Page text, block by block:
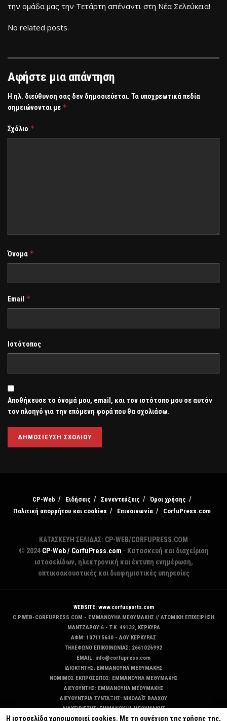
την ομάδα μας την Τετάρτη απέναντι στη Νέα Σελεύκεια!
No related posts.
Αφήστε μια απάντηση
Η ηλ. διεύθυνση σας δεν δημοσιεύεται. Τα υποχρεωτικά πεδία
σημειώνονται με *
Σχόλιο *
Όνομα *
Email *
Ιστότοπος
Αποθήκευσε το όνομά μου, email, και τον ιστότοπο μου σε αυτόν
τον πλοηγό για την επόμενη φορά που θα σχολιάσω.
CP-Web Ειδήσεις Συνεντεύξεις
Όροι χρήσης
Πολιτική απορρήτου και cookies
Επικοινωνία CorfuPress.com
ΚΑΤΑΣΚΕΥΗ ΣΕΛΙΔΑΣ: CP-WEB/CORFUPRESS.COM
© 2024 CP-Web / CorfuPress.com - Κατασκευή και διαχείριση
ιστοσελίδων, ηλεκτρονική και έντυπη ενημέρωση,
οπτικοακουστικές και διαφημιστικές υπηρεσίες
WEBSITE: www.corfusports.com
C.P.WEB-CORFUPRESS.COM - ΕΜΜΑΝΟΥΗΛ ΜΕΘΥΜΑΚΗΣ // ΑΤΟΜΙΚΗ ΕΠΙΧΕΙΡΗΣΗ
MANTZAΡΟΥ 6 - T.K. 49132, ΚΕΡΚΥΡΑ
ΑΦΜ: 107115640 - ΔΟΥ ΚΕΡΚΥΡΑΣ
ΤΗΛΕΦΩΝΟ ΕΠΙΚΟΙΝΩΝΙΑΣ: 2661026992
EMAIL: info@corfupress.com
ΙΔΙΟΚΤΗΤΗΣ: EMMANOYΗΛ ΜΕΘΥΜΑΚΗΣ
ΝΟΜΙΜΟΣ ΕΚΠΡΟΣΩΠΟΣ: EMMANOYΗΛ ΜΕΘΥΜΑΚΗΣ
ΔΙΕΥΘΥΝΤΗΣ: EMMANOYΗΛ ΜΕΘΥΜΑΚΗΣ
ΔΙΕΥΘΥΝΤΡΙΑ ΣΥΝΤΑΞΗΣ: ΝΙΚΟΛΑΪΣ ΒΛΑΧΟΥ
ΔΙΑΧΕΙΡΙΣΤΗΣ: EMMANOYΗΛ ΜΕΘΥΜΑΚΗΣ
ΔΙΚΑΙΟΥΧΟΣ DOMAIN: ΕΜΜΑΝΟΥΗΛ ΜΕΘΥΜΑΚΗΣ
Η ιστοσελίδα χρησιμοποιεί cookies. Με τη συνέχιση της χρήσης της,